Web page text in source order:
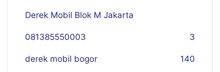
Derek Mobil Blok M Jakarta
081385550003 3
derek mobil bogor 140